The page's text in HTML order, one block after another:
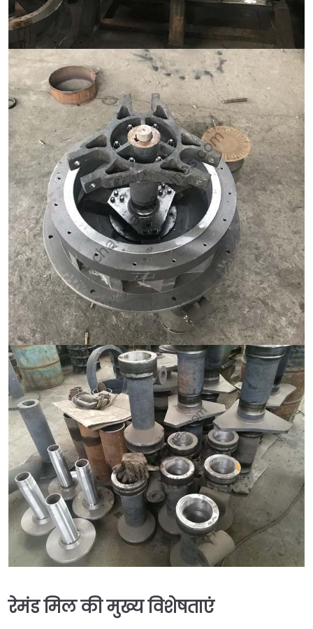
रेमंड मिल की मुख्य विशेषताएं